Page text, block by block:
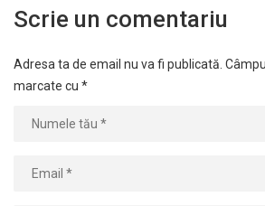
Scrie un comentariu
Adresa ta de email nu va fi publicată.
marcate cu *